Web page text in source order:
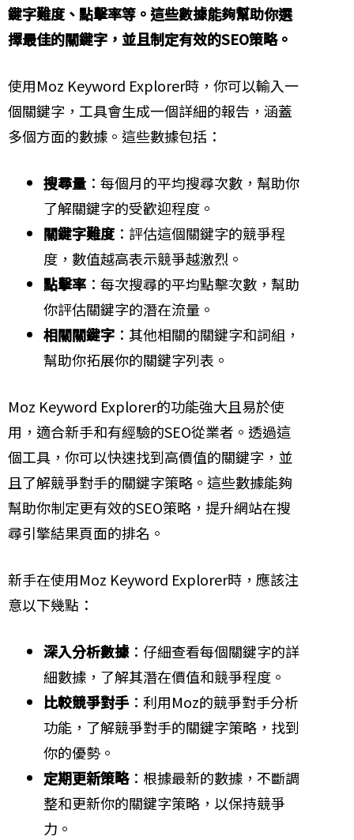
鍵字難度、點擊率等。這些數據能夠幫助你選
擇最佳的關鍵字，並且制定有效的SEO策略。
使用Moz Keyword Explorer時，你可以輸入一
個關鍵字，工具會生成一個詳細的報告，涵蓋
多個方面的數據。這些數據包括：
搜尋量 ：每個月的平均搜尋次數，幫助你
了解關鍵字的受歡迎程度。
關鍵字難度：評估這個關鍵字的競爭程
度，數值越高表示競爭越激烈。
點擊率 ：每次搜尋的平均點擊次數，幫助
你評估關鍵字的潛在流量。
相關關鍵字 ：其他相關的關鍵字和詞組，
幫助你拓展你的關鍵字列表。
Moz Keyword Explorer的功能強大且易於使
用，適合新手和有經驗的SEO從業者。透過這
個工具，你可以快速找到高價值的關鍵字，並
且了解競爭對手的關鍵字策略。這些數據能夠
幫助你制定更有效的SEO策略，提升網站在搜
尋引擎結果頁面的排名。
新手在使用Moz Keyword Explorer時，應該注
意以下幾點：
深入分析數據：仔細查看每個關鍵字的詳
細數據，了解其潛在價值和競爭程度。
比較競爭對手 ：利用Moz的競爭對手分析
功能，了解競爭對手的關鍵字策略，找到
你的優勢。
定期更新策略：根據最新的數據，不斷調
整和更新你的關鍵字策略，以保持競爭
力。